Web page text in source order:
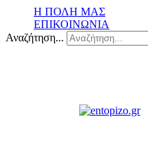
Η ΠΟΛΗ ΜΑΣ
ΕΠΙΚΟΙΝΩΝΙΑ
Αναζήτηση...